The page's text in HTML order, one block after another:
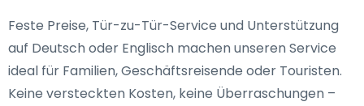
Feste Preise, Tür-zu-Tür-Service und Unterstützung
auf Deutsch oder Englisch machen unseren Service
ideal für Familien, Geschäftsreisende oder Touristen.
Keine versteckten Kosten, keine Überraschungen –